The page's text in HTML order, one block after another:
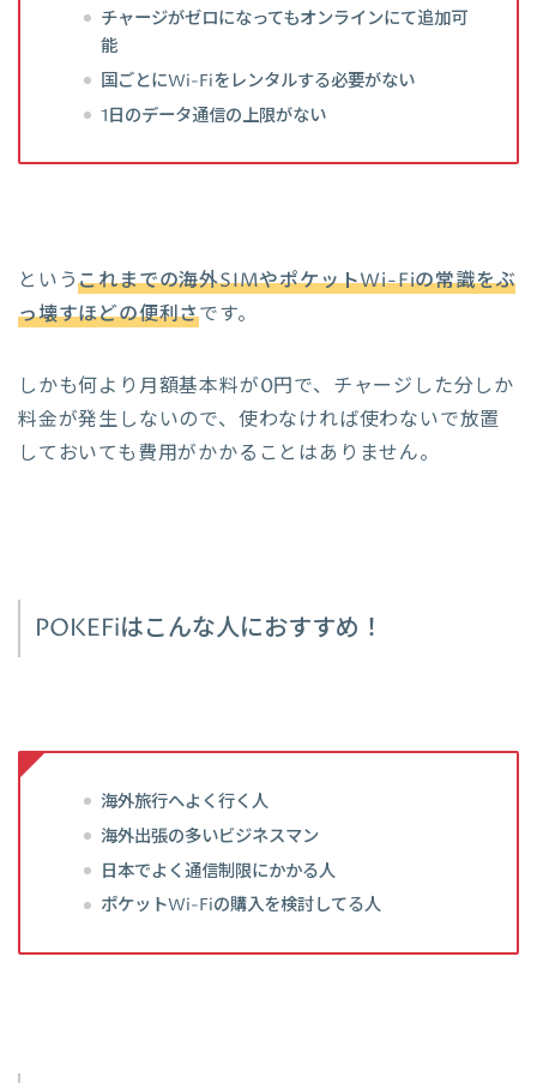
チャージがゼロになってもオンラインにて追加可
能
国ごとにWi-Fiをレンタルする必要がない
1日のデータ通信の上限がない
というこれまでの海外SIMやポケットWi-Fiの常識をぶ
っ壊すほどの便利さです。
しかも何より月額基本料が0円で、チャージした分しか
料金が発生しないので、使わなければ使わないで放置
しておいても費用がかかることはありません。
POKEFiはこんな人におすすめ！
海外旅行へよく行く人
海外出張の多いビジネスマン
日本でよく通信制限にかかる人
ポケットWi-Fiの購入を検討してる人